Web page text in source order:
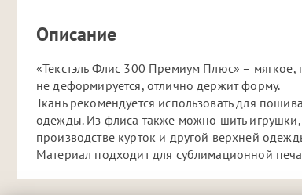
Описание
«Текстэль Флис 300 Премиум Плюс» –
не деформируется, отлично держит форму.
Ткань рекомендуется использовать для
одежды. Из флиса также можно шить игрушки,
производстве курток и другой верхней
Материал подходит для сублимационной